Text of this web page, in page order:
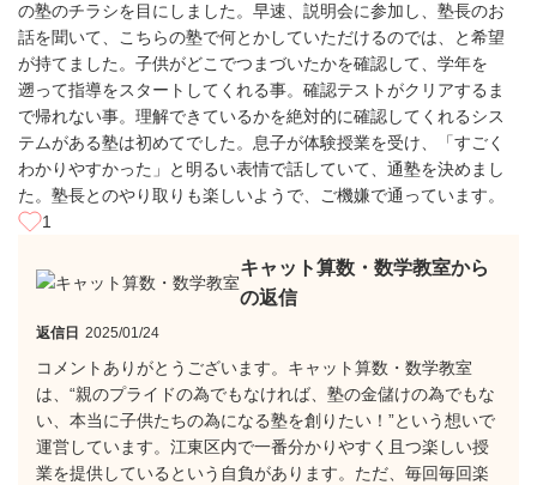
の塾のチラシを目にしました。早速、説明会に参加し、塾長のお
話を聞いて、こちらの塾で何とかしていただけるのでは、と希望
が持てました。子供がどこでつまづいたかを確認して、学年を
遡って指導をスタートしてくれる事。確認テストがクリアするま
で帰れない事。理解できているかを絶対的に確認してくれるシス
テムがある塾は初めてでした。息子が体験授業を受け、「すごく
わかりやすかった」と明るい表情で話していて、通塾を決めまし
た。塾長とのやり取りも楽しいようで、ご機嫌で通っています。
1
キャット算数・数学教室から
の返信
返信日 2025/01/24
コメントありがとうございます。キャット算数・数学教室
は、“親のプライドの為でもなければ、塾の金儲けの為でもな
い、本当に子供たちの為になる塾を創りたい！”という想いで
運営しています。江東区内で一番分かりやすく且つ楽しい授
業を提供しているという自負があります。ただ、毎回毎回楽